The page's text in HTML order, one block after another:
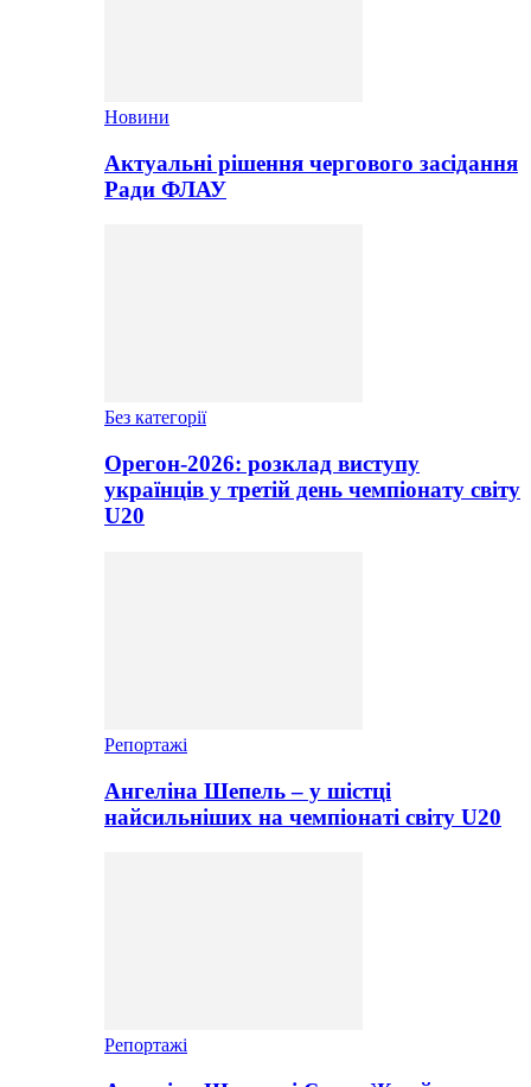
Новини
Актуальні рішення чергового засідання
Ради ФЛАУ
Без категорії
Орегон-2026: розклад виступу
українців у третій день чемпіонату світу
U20
Репортажі
Ангеліна Шепель – у шістці
найсильніших на чемпіонаті світу U20
Репортажі